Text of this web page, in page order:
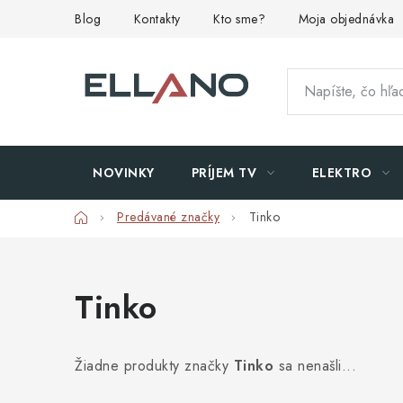
Blog Kontakty Kto sme? Moja objednávka
NOVINKY PRÍJEM TV ELEKTRO
DomovPredávané značky Tinko
Tinko
Žiadne produkty značky Tinko sa nenašli...